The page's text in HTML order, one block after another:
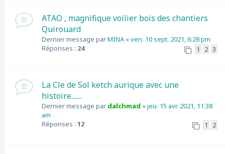
ATAO , magnifique voilier bois des chantiers
Quirouard
Dernier message parMINA«ven. 10 sept. 2021, 6:28 pm
Réponses : 24 1 2 3
La Cle de Sol ketch aurique avec une
histoire.......
Dernier message par dalchmad «jeu. 15 avr. 2021, 11:38
am
Réponses : 12 1 2